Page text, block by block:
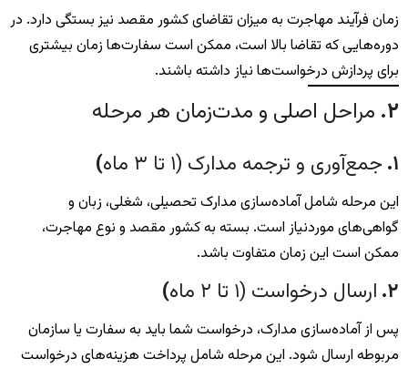
زمان فرآیند مهاجرت به میزان تقاضای کشور مقصد نیز بستگی دارد. در
دوره‌هایی که تقاضا بالا است، ممکن است سفارت‌ها زمان بیشتری
برای پردازش درخواست‌ها نیاز داشته باشند.
۲. مراحل اصلی و مدت‌زمان هر مرحله
۱. جمع‌آوری و ترجمه مدارک (۱ تا ۳ ماه )
این مرحله شامل آماده‌سازی مدارک تحصیلی، شغلی، زبان و
گواهی‌های موردنیاز است. بسته به کشور مقصد و نوع مهاجرت،
ممکن است این زمان متفاوت باشد.
۲. ارسال درخواست (۱ تا ۲ ماه )
پس از آماده‌سازی مدارک، درخواست شما باید به سفارت یا سازمان
مربوطه ارسال شود. این مرحله شامل پرداخت هزینه‌های درخواست